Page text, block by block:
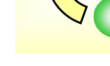
直営店のご紹介
「あいちJA-SS」公式サイト
農畜産物衛生研究所
肥料＆農薬通信